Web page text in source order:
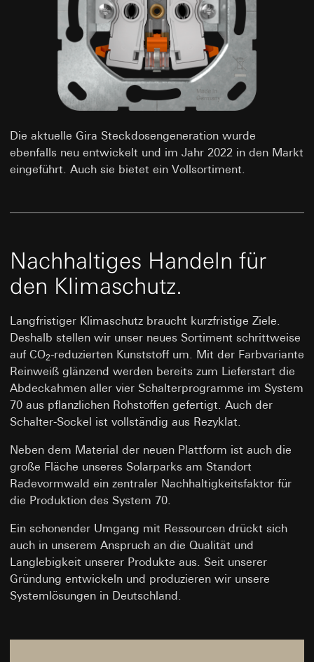
Die aktuelle Gira Steckdosengeneration wurde
ebenfalls neu entwickelt und im Jahr 2022 in den Markt
eingeführt. Auch sie bietet ein Vollsortiment.
Nachhaltiges Handeln für
den Klimaschutz.
Langfristiger Klimaschutz braucht kurzfristige Ziele.
Deshalb stellen wir unser neues Sortiment schrittweise
auf CO2-reduzierten Kunststoff um. Mit der Farbvariante
Reinweiß glänzend werden bereits zum Lieferstart die
Abdeckahmen aller vier Schalterprogramme im System
70 aus pflanzlichen Rohstoffen gefertigt. Auch der
Schalter-Sockel ist vollständig aus Rezyklat.
Neben dem Material der neuen Plattform ist auch die
große Fläche unseres Solarparks am Standort
Radevormwald ein zentraler Nachhaltigkeitsfaktor für
die Produktion des System 70.
Ein schonender Umgang mit Ressourcen drückt sich
auch in unserem Anspruch an die Qualität und
Langlebigkeit unserer Produkte aus. Seit unserer
Gründung entwickeln und produzieren wir unsere
Systemlösungen in Deutschland.